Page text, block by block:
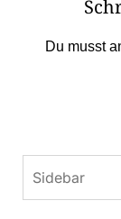
Du musst